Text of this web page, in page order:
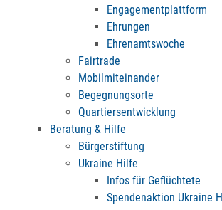
Engagementplattform
Ehrungen
Ehrenamtswoche
Fairtrade
Mobilmiteinander
Begegnungsorte
Quartiersentwicklung
Beratung & Hilfe
Bürgerstiftung
Ukraine Hilfe
Infos für Geflüchtete
Spendenaktion Ukraine